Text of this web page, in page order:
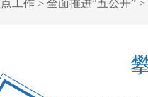
工作 > 全面推进“五公开” >